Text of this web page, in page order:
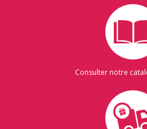
Consulter notre